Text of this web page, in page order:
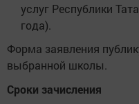
услуг Республики
года).
Форма заявления
выбранной школы.
Сроки зачисления